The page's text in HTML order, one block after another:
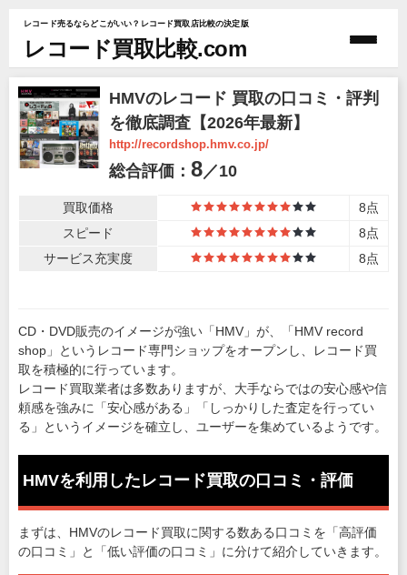
レコード売るならどこがいい？レコード買取店比較の決定版
レコード買取比較.com
HMVのレコード 買取の口コミ・評判
を徹底調査【2026年最新】
http://recordshop.hmv.co.jp/
総合評価： 8／10
買取価格
8点
スピード
8点
サービス充実度
8点
CD・DVD販売のイメージが強い「HMV」が、「HMV record
shop」というレコード専門ショップをオープンし、レコード買
取を積極的に行っています。
レコード買取業者は多数ありますが、大手ならではの安心感や信
頼感を強みに「安心感がある」「しっかりした査定を行ってい
る」というイメージを確立し、ユーザーを集めているようです。
HMVを利用したレコード買取の口コミ・評価
まずは、HMVのレコード買取に関する数ある口コミを「高評価
の口コミ」と「低い評価の口コミ」に分けて紹介していきます。